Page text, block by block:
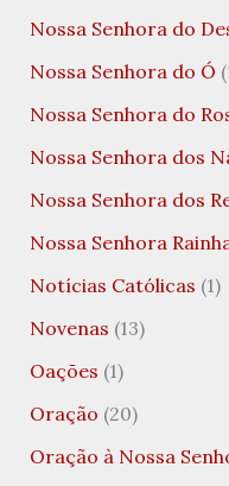
Nossa Senhora do
Nossa Senhora do Ó
Nossa Senhora do
Nossa Senhora dos
Nossa Senhora dos
Nossa Senhora
Notícias Católicas (1)
Novenas (13)
Oações (1)
Oração (20)
Oração à Nossa